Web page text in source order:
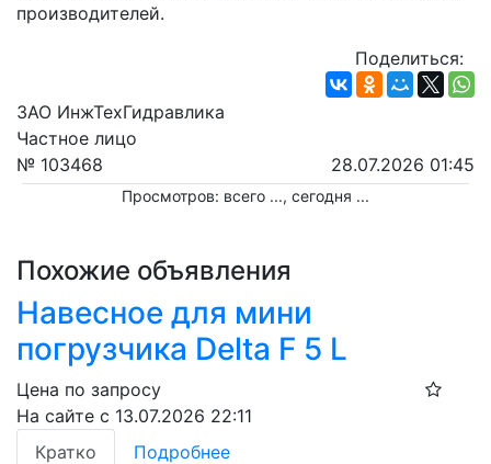
производителей.
Поделиться:
ЗАО ИнжТехГидравлика
Частное лицо
№ 103468
28.07.2026 01:45
Просмотров: всего ..., сегодня ...
Похожие объявления
Навесное для мини
погрузчика Delta F 5 L
Цена по запросу
На сайте с 13.07.2026 22:11
Кратко
Подробнее